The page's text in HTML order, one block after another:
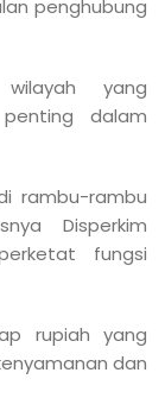
penghubung
yang
dalam
rambu-rambu
Disperkim
fungsi
rupiah yang
dan